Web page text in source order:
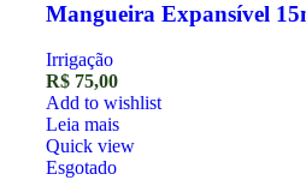
Mangueira Expansível
Irrigação
R$ 75,00
Add to wishlist
Leia mais
Quick view
Esgotado